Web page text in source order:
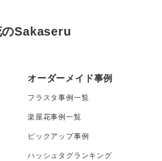
のSakaseru
オーダーメイド事例
フラスタ事例一覧
楽屋花事例一覧
ピックアップ事例
ハッシュタグランキング